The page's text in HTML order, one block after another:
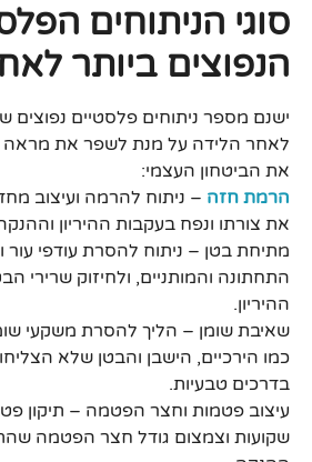
סוגי הניתוחים
הנפוצים ביותר
ישנם מספר ניתוחים פלסטיים נפוצים
לאחר הלידה על מנת לשפר את מראה
את הביטחון העצמי:
הרמת חזה – ניתוח להרמה ועיצוב
את צורתו ונפח בעקבות ההיריון
מתיחת בטן – ניתוח להסרת עודפי עור
התחתונה והמותניים, ולחיזוק שרירי
ההיריון.
שאיבת שומן – הליך להסרת משקעי
כמו הירכיים, הישבן והבטן שלא
בדרכים טבעיות.
עיצוב פטמות וחצר הפטמה – תיקון
שקועות וצמצום גודל חצר הפטמה